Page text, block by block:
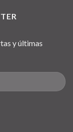
y últimas